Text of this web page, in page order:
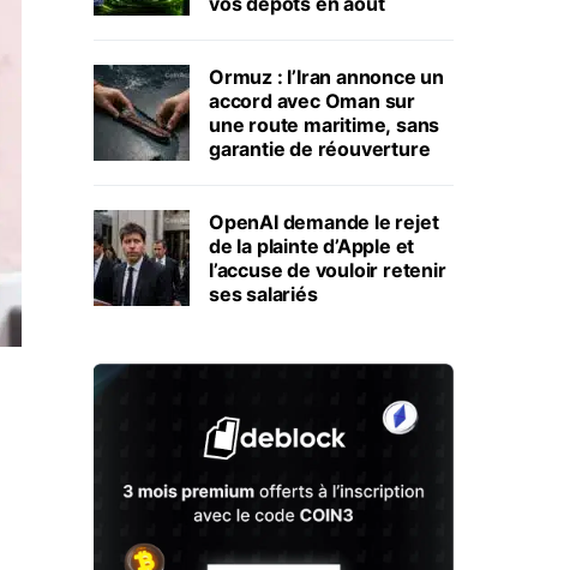
Ormuz : l’Iran annonce un
accord avec Oman sur
une route maritime, sans
garantie de réouverture
OpenAI demande le rejet
de la plainte d’Apple et
l’accuse de vouloir retenir
ses salariés